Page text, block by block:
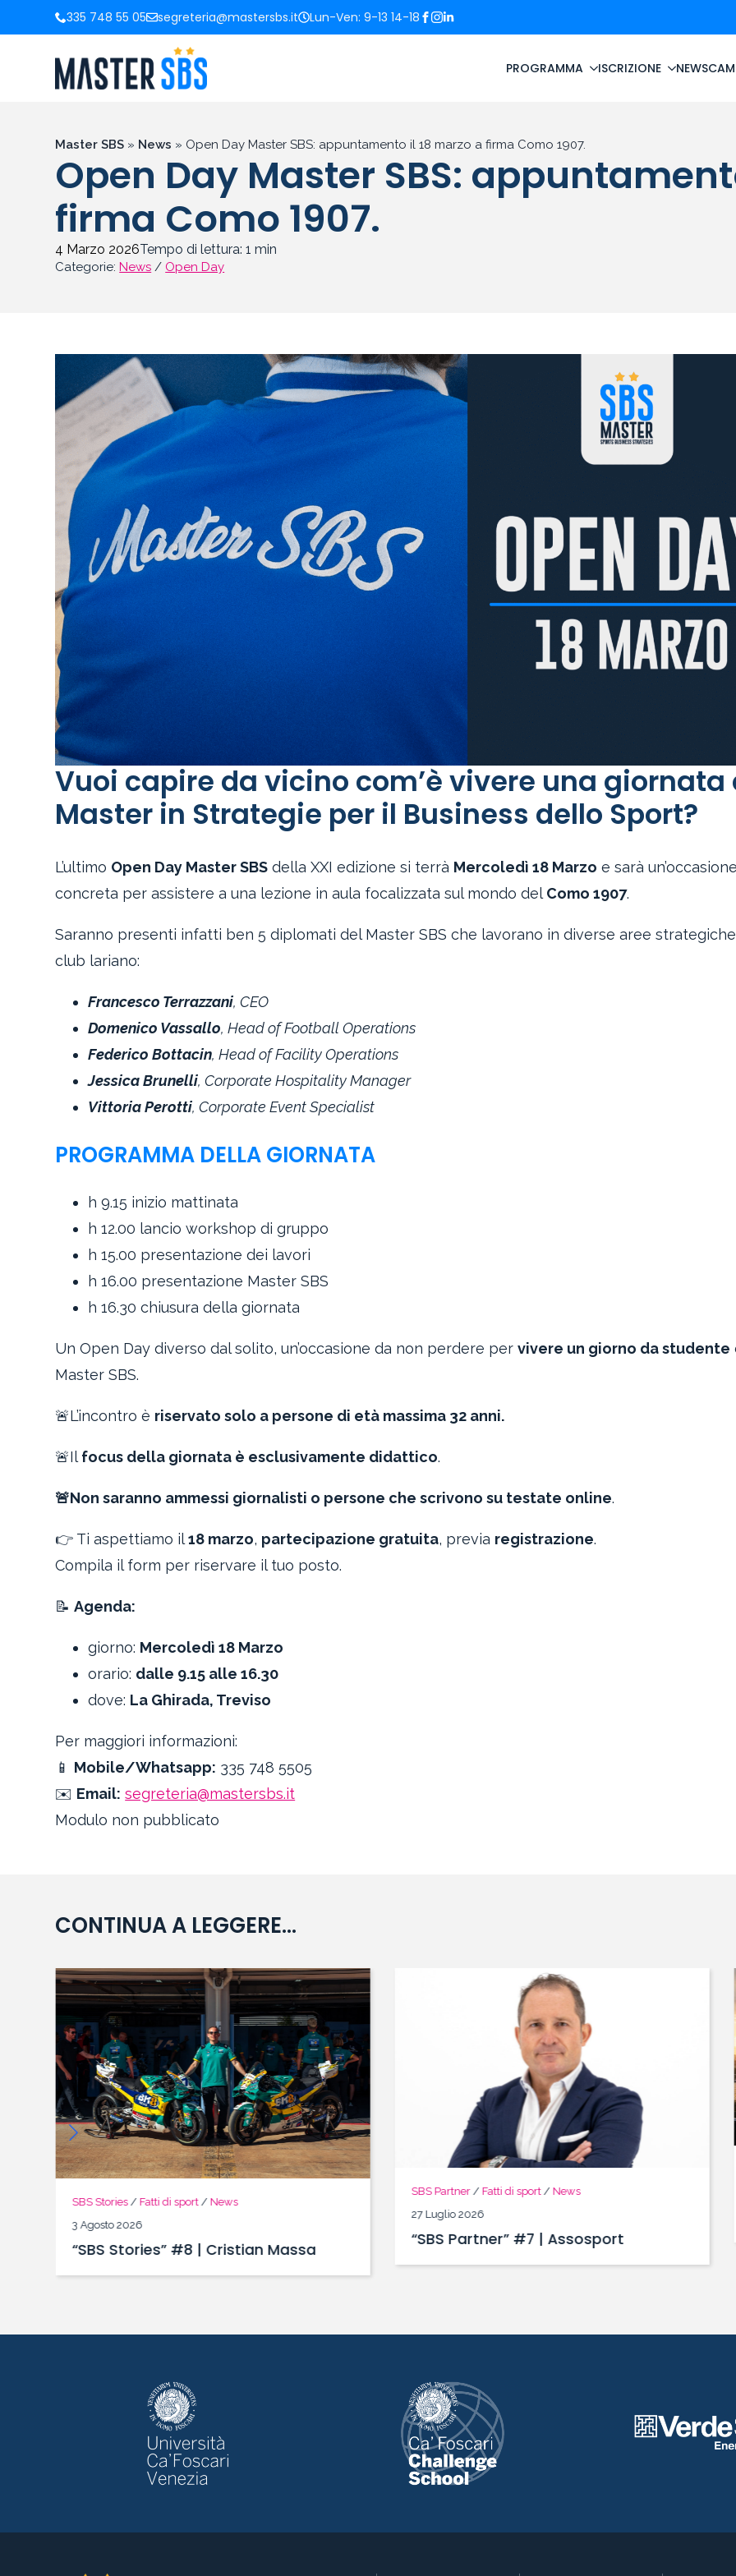
335 748 55 05 segreteria@mastersbs.it Lun-Ven: 9-13 14-18
PROGRAMMA ISCRIZIONE NEWS
Master SBS » News » Open Day Master SBS: appuntamento il 18 marzo a firma Como 1907.
Open Day Master SBS:
firma Como 1907.
4 Marzo 2026Tempo di lettura:1 min
Categorie:News / Open Day
Vuoi capire da vicino com’è vivere una giornata
Master in Strategie per il Business dello Sport?
L’ultimo Open Day Master SBS della XXI edizione si terrà Mercoledì 18 Marzo e sarà
concreta per assistere a una lezione in aula focalizzata sul mondo del Como 1907.
Saranno presenti infatti ben 5 diplomati del Master SBS che lavorano in diverse aree
club lariano:
Francesco Terrazzani, CEO
Domenico Vassallo, Head of Football Operations
Federico Bottacin, Head of Facility Operations
Jessica Brunelli, Corporate Hospitality Manager
Vittoria Perotti, Corporate Event Specialist
PROGRAMMA DELLA GIORNATA
h 9.15 inizio mattinata
h 12.00 lancio workshop di gruppo
h 15.00 presentazione dei lavori
h 16.00 presentazione Master SBS
h 16.30 chiusura della giornata
Un Open Day diverso dal solito, un’occasione da non perdere pervivere un giorno da studente
Master SBS.
🚨L’incontro è riservato solo a persone di età massima 32 anni.
🚨Il focus della giornata è esclusivamente didattico.
🚨Non saranno ammessi giornalisti o persone che scrivono su testate online.
👉 Ti aspettiamo il18 marzo, partecipazione gratuita, previa registrazione.
Compila il form per riservare il tuo posto.
📝 Agenda:
giorno: Mercoledì 18 Marzo
orario: dalle 9.15 alle 16.30
dove: La Ghirada, Treviso
Per maggiori informazioni:
📱 Mobile/Whatsapp: 335 748 5505
✉️ Email: segreteria@mastersbs.it
Modulo non pubblicato
CONTINUA A LEGGERE...
SBS Stories/ Fatti di sport/ News
3 Agosto 2026
“SBS Stories” #8 | Cristian Massa
SBS Partner/ Fatti di sport/ News
27 Luglio 2026
“SBS Partner” #7 | Assosport